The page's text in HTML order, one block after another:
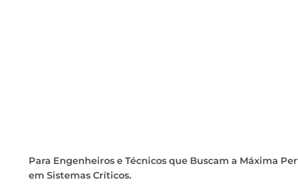
Para Engenheiros e Técnicos que Buscam a Máxima
em Sistemas Críticos.